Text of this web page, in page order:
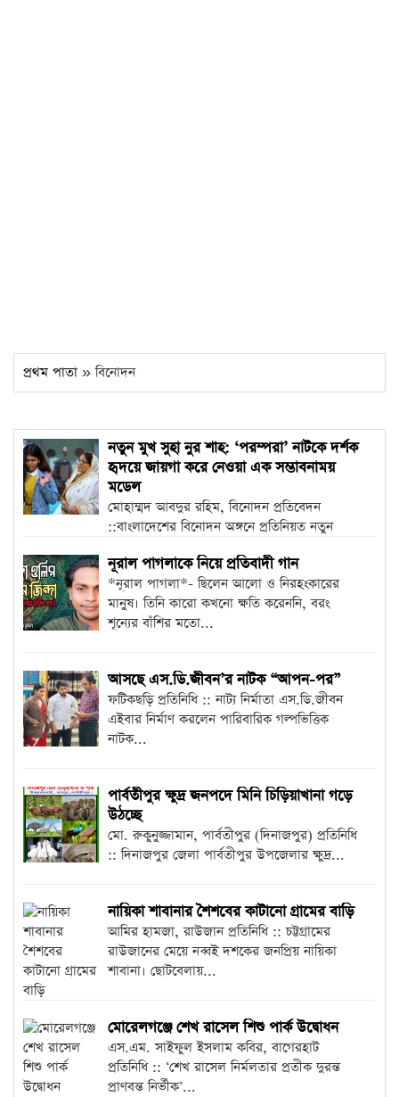
প্রথম পাতা » বিনোদন
নতুন মুখ সুহা নুর শাহ: ‘পরম্পরা’ নাটকে দর্শক
হৃদয়ে জায়গা করে নেওয়া এক সম্ভাবনাময়
মডেল
মোহাম্মদ আবদুর রহিম, বিনোদন প্রতিবেদন
::বাংলাদেশের বিনোদন অঙ্গনে প্রতিনিয়ত নতুন
নূরাল পাগলাকে নিয়ে প্রতিবাদী গান
*নূরাল পাগলা*- ছিলেন আলো ও নিরহংকারের
মানুষ। তিনি কারো কখনো ক্ষতি করেননি, বরং
শূন্যের বাঁশির মতো...
আসছে এস.ডি.জীবন’র নাটক “আপন-পর”
ফটিকছড়ি প্রতিনিধি :: নাট্য নির্মাতা এস.ডি.জীবন
এইবার নির্মাণ করলেন পারিবারিক গল্পভিত্তিক
নাটক...
পার্বতীপুর ক্ষুদ্র জনপদে মিনি চিড়িয়াখানা গড়ে
উঠচ্ছে
মো. রুকুনুজ্জামান, পার্বতীপুর (দিনাজপুর) প্রতিনিধি
:: দিনাজপুর জেলা পার্বতীপুর উপজেলার ক্ষুদ্র...
নায়িকা শাবানার শৈশবের কাটানো গ্রামের বাড়ি
আমির হামজা, রাউজান প্রতিনিধি :: চট্টগ্রামের
রাউজানের মেয়ে নব্বই দশকের জনপ্রিয় নায়িকা
শাবানা। ছোটবেলায়...
মোরেলগঞ্জে শেখ রাসেল শিশু পার্ক উদ্বোধন
এস.এম. সাইফুল ইসলাম কবির, বাগেরহাট
প্রতিনিধি :: ‘শেখ রাসেল নির্মলতার প্রতীক দুরন্ত
প্রাণবন্ত নির্ভীক’...